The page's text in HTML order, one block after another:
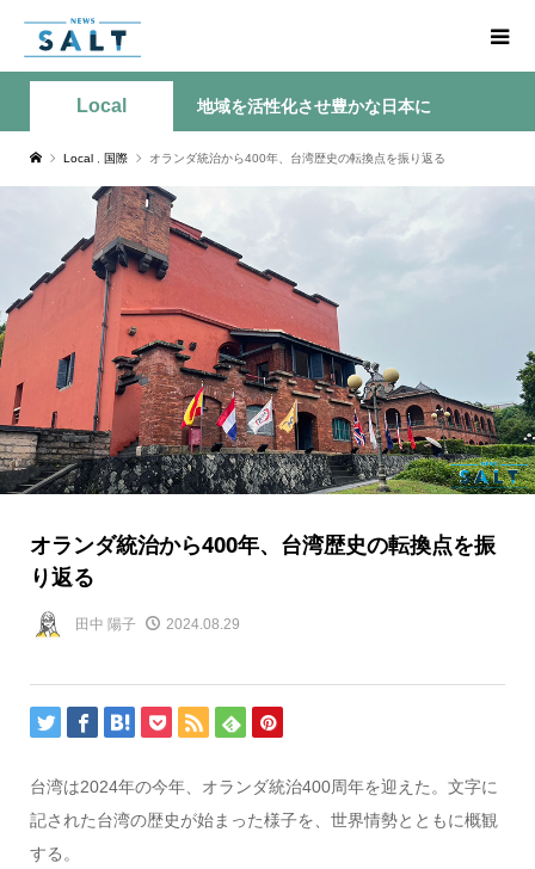
Local 地域を活性化させ豊かな日本に
Local 国際 オランダ統治から400年、台湾歴史の転換点を振り返る
オランダ統治から400年、台湾歴史の転換点を振
り返る
田中 陽子 2024.08.29
台湾は2024年の今年、オランダ統治400周年を迎えた。文字に
記された台湾の歴史が始まった様子を、世界情勢とともに概観
する。